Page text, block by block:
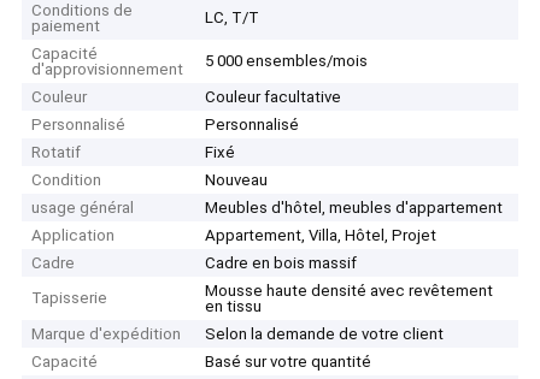
Conditions de
paiement
LC, T/T
Capacité
d'approvisionnement
5 000 ensembles/mois
Couleur
Couleur facultative
Personnalisé
Personnalisé
Rotatif
Fixé
Condition
Nouveau
usage général
Meubles d'hôtel, meubles d'appartement
Application
Appartement, Villa, Hôtel, Projet
Cadre
Cadre en bois massif
Tapisserie
Mousse haute densité avec revêtement
en tissu
Marque d'expédition
Selon la demande de votre client
Capacité
Basé sur votre quantité